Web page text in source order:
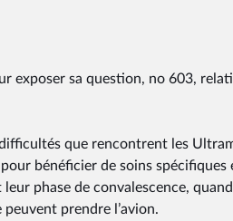
exposer sa question, no 603,
que rencontrent les
bénéficier de soins spécifiques
phase de convalescence,
prendre l’avion.